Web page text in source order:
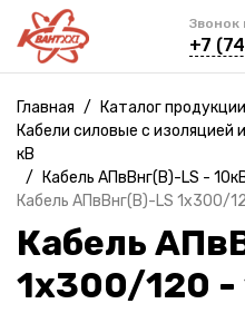
Звонок
+7
Главная / Каталог продукции
Кабели силовые с изоляцией
кВ
/
Кабель АПвВнг(B)-LS -
Кабель АПвВнг(B)-LS 1х300/
Кабель
1х300/120 -